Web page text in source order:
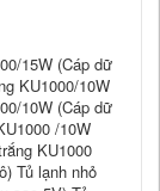
15W (Cáp dữ
KU1000/10W
10W (Cáp dữ
/10W
KU1000
Tủ lạnh nhỏ